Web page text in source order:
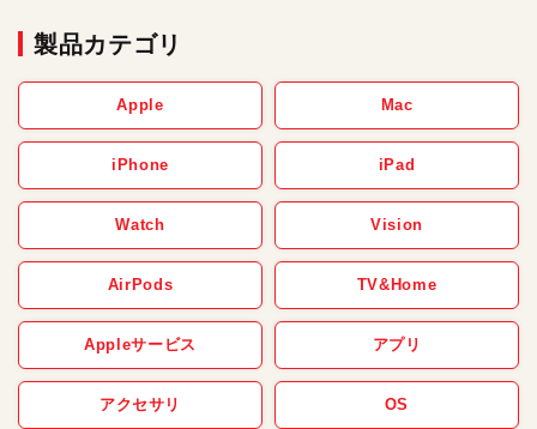
製品カテゴリ
Apple Mac
iPhone iPad
Watch Vision
AirPods TV&Home
Appleサービス アプリ
アクセサリ OS